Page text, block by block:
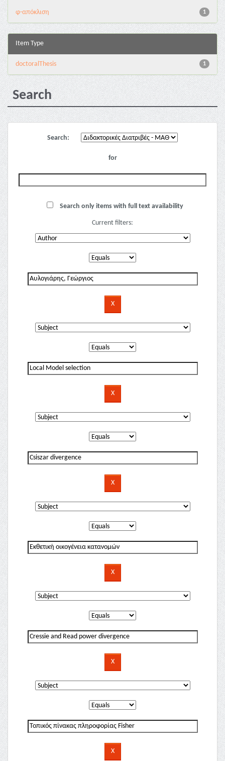
1
φ-απόκλιση
Item Type
1
doctoralThesis
Search
Search:
for
Search only items with full text availability
Current filters: